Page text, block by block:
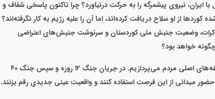
ایران، نیروی پیشمرگه را به حرکت درنیاورد؟ چرا تاکنون پاسخی شفاف و
از او سلاح دریافت کرده‌اند، اما آن را علیه رژیم به کار نگرفته‌اند؟
وضعیت جنبش ملی کوردستان و سرنوشت جنبش‌های اعتراضی
چگونه خواهد بود؟
کاک مصطفی، در این گفت‌وگوی صریح به دغدغه‌های اصلی مردم می‌پردازیم. در جریان جنگ ۱۲ روزه و سپس جنگ ۴۰
حضور میدانی از این فرصت استفاده کنند و واقعیت عینی جدیدی رقم بزنند.